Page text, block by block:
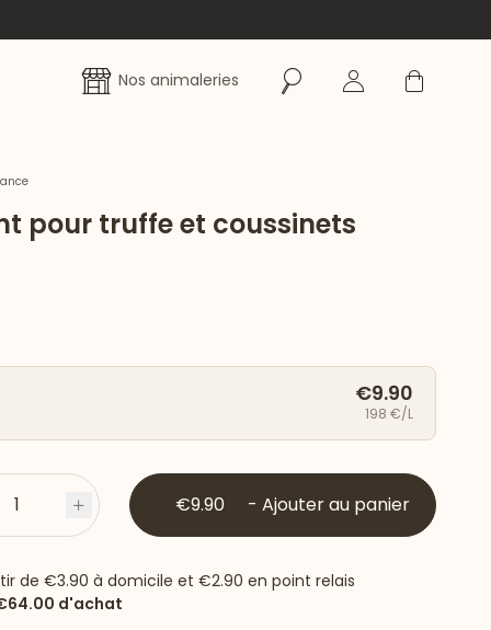
Nos animaleries RechercherSe connecter
Panier
pour truffe et coussinets
€9.90
198 €/L
1 Plus €9.90 - Ajouter au panier
de €3.90 à domicile et €2.90 en point relais
d'achat